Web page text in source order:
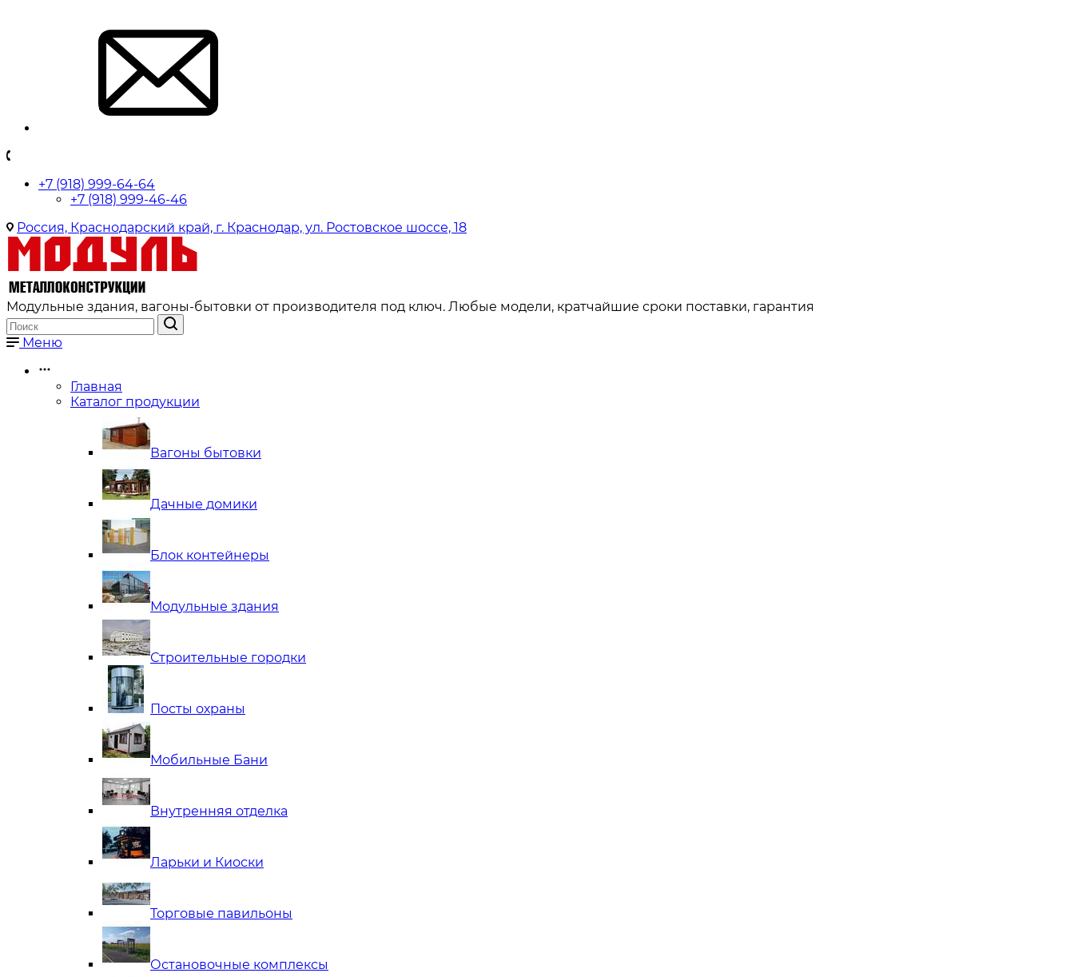
+7 (918) 999-64-64
+7 (918) 999-46-46
Россия, Краснодарский край, г. Краснодар, ул. Ростовское шоссе, 18
Модульные здания, вагоны-бытовки от производителя под ключ. Любые модели, кратчайшие сроки поставки, гарантия
Меню
Главная
Каталог продукции
Вагоны бытовки
Дачные домики
Блок контейнеры
Модульные здания
Строительные городки
Посты охраны
Мобильные Бани
Внутренняя отделка
Ларьки и Киоски
Торговые павильоны
Остановочные комплексы